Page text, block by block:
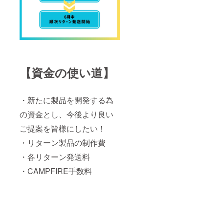
【資金の使い道】
・新たに製品を開発する為
の資金とし、今後より良い
ご提案を皆様にしたい！
・リターン製品の制作費
・各リターン発送料
・CAMPFIRE手数料